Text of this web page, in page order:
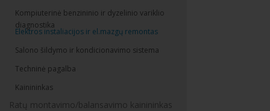
Kompiuterinė benzininio ir dyzelinio variklio
diagnostika
Elektros instaliacijos ir el.mazgų remontas
Salono šildymo ir kondicionavimo sistema
Techninė pagalba
Kainininkas
Ratų montavimo/balansavimo kainininkas